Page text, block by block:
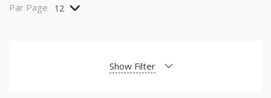
Par Page 12
Show Filter